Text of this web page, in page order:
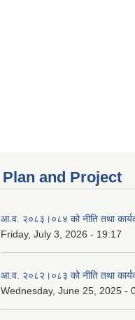
Plan and Project
आ.व. २०८३।०८४ को नीति तथा
Friday, July 3, 2026 - 19:17
आ.व. २०८२।०८३ को नीति तथा
Wednesday, June 25, 2025 -